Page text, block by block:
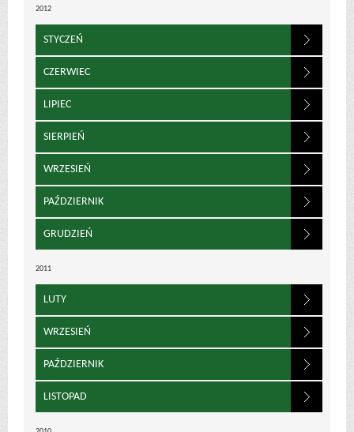
2012
STYCZEŃ
CZERWIEC
LIPIEC
SIERPIEŃ
WRZESIEŃ
PAŹDZIERNIK
GRUDZIEŃ
2011
LUTY
WRZESIEŃ
PAŹDZIERNIK
LISTOPAD